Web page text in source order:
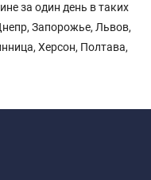
за один день в таких
Запорожье, Львов,
Херсон, Полтава,